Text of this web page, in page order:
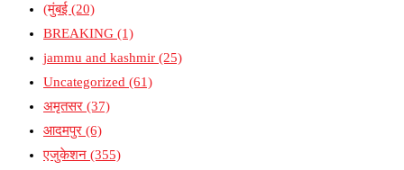
(मुंबई (20)
BREAKING (1)
jammu and kashmir (25)
Uncategorized (61)
अमृतसर (37)
आदमपुर (6)
एजुकेशन (355)